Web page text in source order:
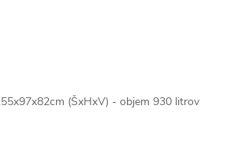
(ŠxHxV) - objem 930 litrov